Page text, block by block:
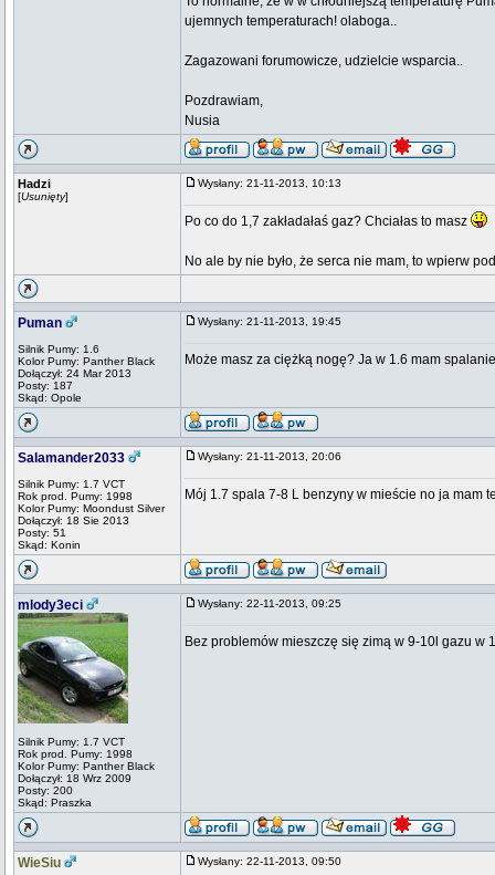
ujemnych temperaturach! olaboga..
Zagazowani forumowicze, udzielcie wsparcia..
Pozdrawiam,
Nusia
Hadzi
[Usunięty]
Wysłany: 21-11-2013, 10:13
Po co do 1,7 zakładałaś gaz? Chciałas to masz
No ale by nie było, że serca nie mam, to wpierw
Puman
Silnik Pumy: 1.6
Kolor Pumy: Panther Black
Dołączył: 24 Mar 2013
Posty: 187
Skąd: Opole
Wysłany: 21-11-2013, 19:45
Może masz za ciężką nogę? Ja w 1.6 mam
Salamander2033
Silnik Pumy: 1.7 VCT
Rok prod. Pumy: 1998
Kolor Pumy: Moondust Silver
Dołączył: 18 Sie 2013
Posty: 51
Skąd: Konin
Wysłany: 21-11-2013, 20:06
Mój 1.7 spala 7-8 L benzyny w mieście no ja mam
mlody3eci
Silnik Pumy: 1.7 VCT
Rok prod. Pumy: 1998
Kolor Pumy: Panther Black
Dołączył: 18 Wrz 2009
Posty: 200
Skąd: Praszka
Wysłany: 22-11-2013, 09:25
Bez problemów mieszczę się zimą w 9-10l gazu w
WieSiu Wysłany: 22-11-2013, 09:50